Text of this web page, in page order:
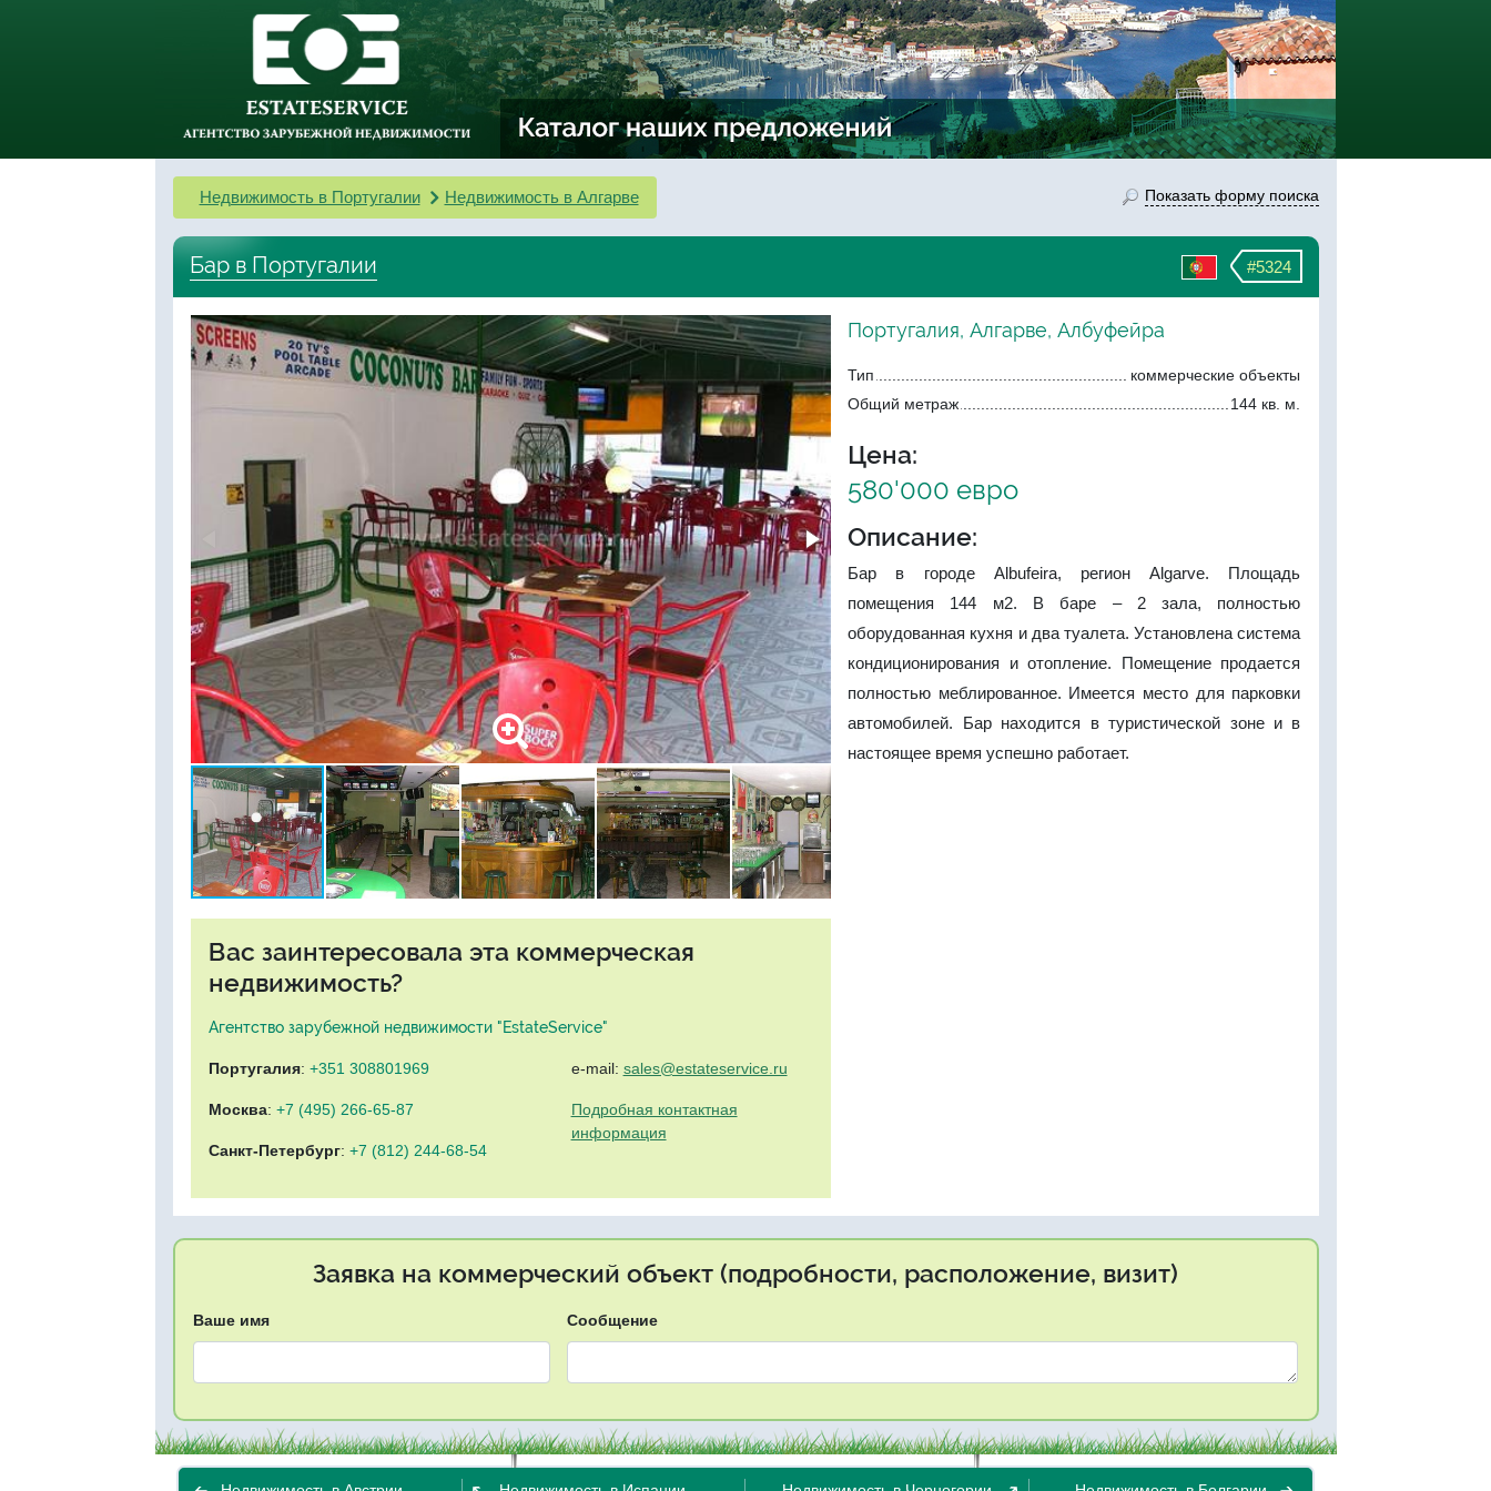
Недвижимость в Португалии Недвижимость в Алгарве Показать форму поиска
#5324
Бар в Португалии
Вас заинтересовала эта коммерческая
недвижимость?
Агентство зарубежной недвижимости "EstateService"
Португалия: +351 308801969
Москва: +7 (495) 266-65-87
Санкт-Петербург: +7 (812) 244-68-54
e-mail: sales@estateservice.ru
Подробная контактная
информация
Португалия, Алгарве, Албуфейра
Тип
коммерческие объекты
Общий метраж
144 кв. м.
Цена:
580'000 евро
Описание:
Бар в городе Albufeira, регион Algarve. Площадь
помещения 144 м2. В баре – 2 зала, полностью
оборудованная кухня и два туалета. Установлена система
кондиционирования и отопление. Помещение продается
полностью меблированное. Имеется место для парковки
автомобилей. Бар находится в туристической зоне и в
настоящее время успешно работает.
Заявка на коммерческий объект (подробности, расположение, визит)
Ваше имя Сообщение